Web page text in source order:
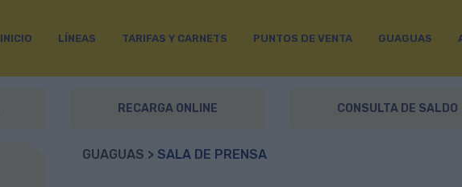
INICIO LÍNEAS TARIFAS Y CARNETS PUNTOS DE VENTA GUAGUAS
RECARGA ONLINE CONSULTA DE SALDO
GUAGUAS > SALA DE PRENSA